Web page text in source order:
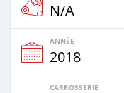
N/A
ANNÉE
2018
CARROSSERIE